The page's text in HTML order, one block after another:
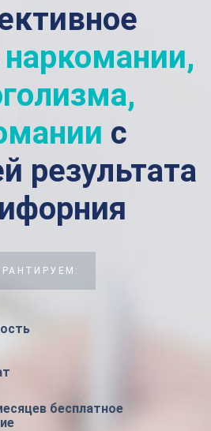
наркомании,
с
результата
бесплатное